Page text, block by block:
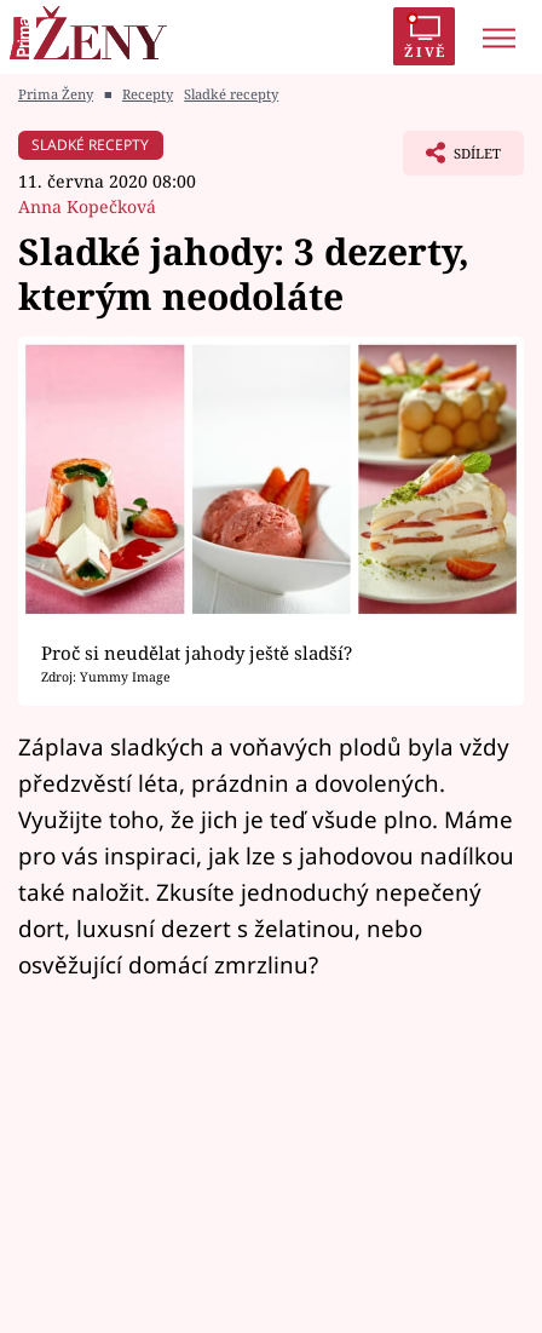
ŽIVĚ
Módní alarm
Témata
Seriály
Horoskopy
Sledujte prima+
Filmový festival Karlovy Vary
Mámy sobě
Přihlášení
Sledujte nás
Prima Ženy ■ Recepty Sladké recepty
SLADKÉ RECEPTY
11. června 2020 08:00
Anna Kopečková
SDÍLET
Sladké jahody: 3 dezerty,
kterým neodoláte
Proč si neudělat jahody ještě sladší?
Zdroj: Yummy Image
Záplava sladkých a voňavých plodů byla vždy
předzvěstí léta, prázdnin a dovolených.
Využijte toho, že jich je teď všude plno. Máme
pro vás inspiraci, jak lze s jahodovou nadílkou
také naložit. Zkusíte jednoduchý nepečený
dort, luxusní dezert s želatinou, nebo
osvěžující domácí zmrzlinu?